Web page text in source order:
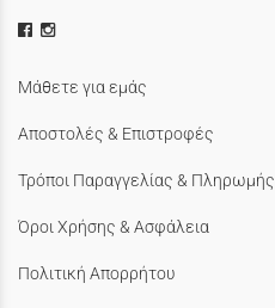
Μάθετε για εμάς
Αποστολές & Επιστροφές
Τρόποι Παραγγελίας & Πληρωμής
Όροι Χρήσης & Ασφάλεια
Πολιτική Απορρήτου